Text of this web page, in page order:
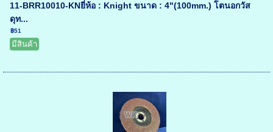
11-BRR10010-KNยี่ห้อ : Knight ขนาด : 4"(100mm.) โตนอกวัส
ดุท...
฿51
มีสินค้า